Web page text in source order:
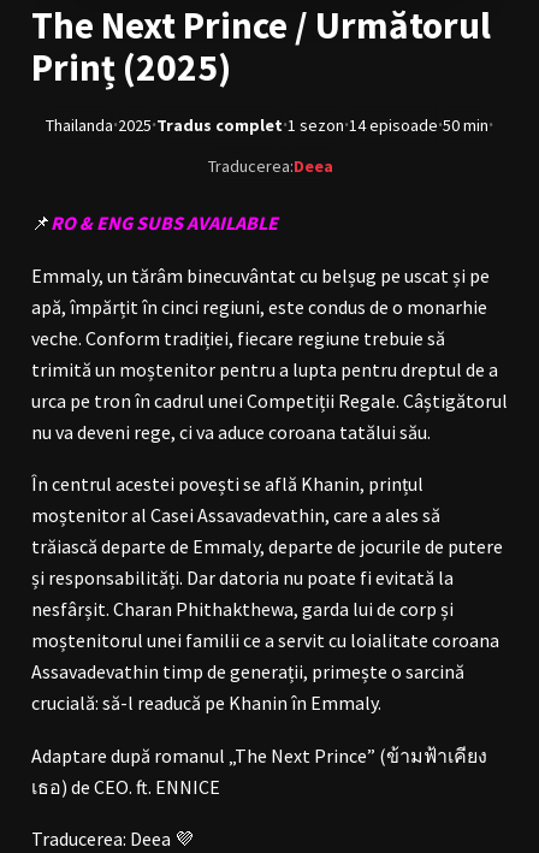
BL Philipine Cupluri Mixte
LGBTQ+ NON-ASIA
RECOMANDĂRI PROIECTE
Contul meu Ieși
The Next Prince / Următorul
Prinț (2025)
Thailanda·2025·Tradus complet·1 sezon·14 episoade·50 min·
Traducerea:Deea
📌RO & ENG SUBS AVAILABLE
Emmaly, un tărâm binecuvântat cu belșug pe uscat și pe
apă, împărțit în cinci regiuni, este condus de o monarhie
veche. Conform tradiției, fiecare regiune trebuie să
trimită un moștenitor pentru a lupta pentru dreptul de a
urca pe tron în cadrul unei Competiții Regale. Câștigătorul
nu va deveni rege, ci va aduce coroana tatălui său.
În centrul acestei povești se află Khanin, prințul
moștenitor al Casei Assavadevathin, care a ales să
trăiască departe de Emmaly, departe de jocurile de putere
și responsabilități. Dar datoria nu poate fi evitată la
nesfârșit. Charan Phithakthewa, garda lui de corp și
moștenitorul unei familii ce a servit cu loialitate coroana
Assavadevathin timp de generații, primește o sarcină
crucială: să-l readucă pe Khanin în Emmaly.
Adaptare după romanul „The Next Prince” (ข้ามฟ้าเคียง
เธอ) de CEO. ft. ENNICE
Traducerea: Deea 💜